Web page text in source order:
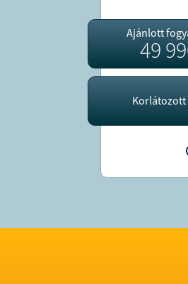
Ajánlott
49
Korlátozott